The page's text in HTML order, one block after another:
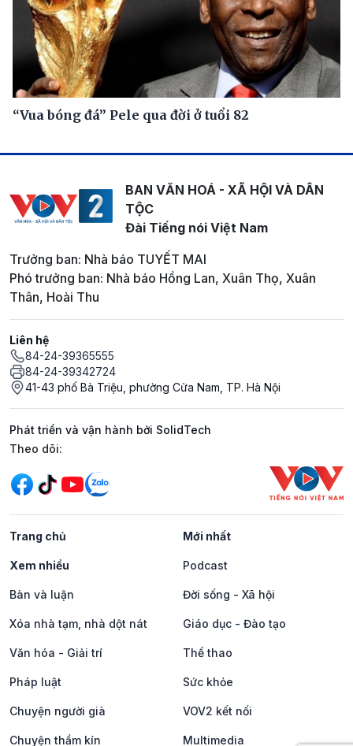
“Vua bóng đá” Pele qua đời ở tuổi 82
BAN VĂN HOÁ - XÃ HỘI VÀ DÂN
TỘC
Đài Tiếng nói Việt Nam
Trưởng ban: Nhà báo TUYẾT MAI
Phó trưởng ban: Nhà báo Hồng Lan, Xuân Thọ, Xuân
Thân, Hoài Thu
Liên hệ
84-24-39365555
84-24-39342724
41-43 phố Bà Triệu, phường Cửa Nam, TP. Hà Nội
Phát triển và vận hành bởi SolidTech
Mạng xã hội
Theo dõi:
Trang chủ Mới nhất
Xem nhiều Podcast
Bàn và luận Đời sống - Xã hội
Xóa nhà tạm, nhà dột nát Giáo dục - Đào tạo
Văn hóa - Giải trí Thể thao
Pháp luật Sức khỏe
Chuyện người già VOV2 kết nối
Chuyện thầm kín Multimedia